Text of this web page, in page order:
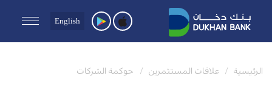
English
الرئيسية علاقات المستثمرين حوكمة الشركات